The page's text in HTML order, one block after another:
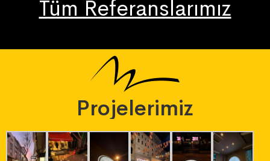
Tüm Referanslarımız
Projelerimiz